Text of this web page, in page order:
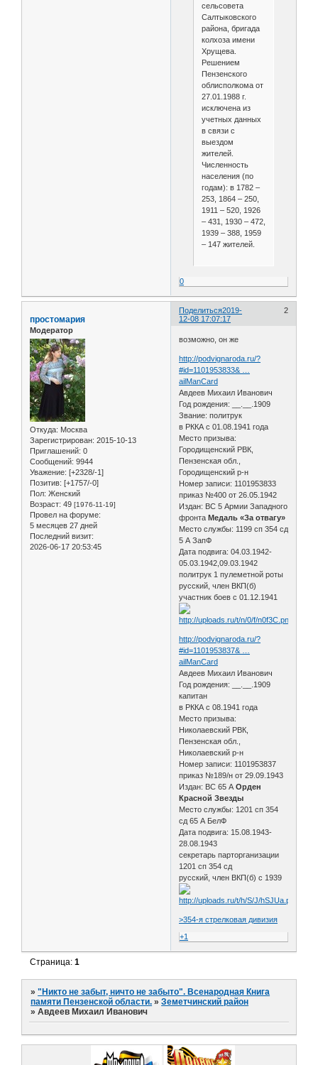
сельсовета
Салтыковского
района, бригада
колхоза имени
Хрущева.
Решением
Пензенского
облисполкома от
27.01.1988 г.
исключена из
учетных данных
в связи с
выездом
жителей.
Численность
населения (по
годам): в 1782 –
253, 1864 – 250,
1911 – 520, 1926
– 431, 1930 – 472,
1939 – 388, 1959
– 147 жителей.
0
Поделиться 2
2019-
12-08 17:07:17
простомария
Модератор
Откуда: Москва
Зарегистрирован: 2015-10-13
Приглашений: 0
Сообщений: 9944
Уважение: [+2328/-1]
Позитив: [+1757/-0]
Пол: Женский
Возраст: 49 [1976-11-19]
Провел на форуме:
5 месяцев 27 дней
Последний визит:
2026-06-17 20:53:45
возможно, он же
http://podvignaroda.ru/?
#id=1101953833& …
ailManCard
Авдеев Михаил Иванович
Год рождения: __.__.1909
Звание: политрук
в РККА с 01.08.1941 года
Место призыва:
Городищенский РВК,
Пензенская обл.,
Городищенский р-н
Номер записи: 1101953833
приказ №400 от 26.05.1942
Издан: ВС 5 Армии Западного
фронтаМедаль «За отвагу»
Место службы: 1199 сп 354 сд
5 А ЗапФ
Дата подвига: 04.03.1942-
05.03.1942,09.03.1942
политрук 1 пулеметной роты
русский, член ВКП(б)
участник боев с 01.12.1941
http://podvignaroda.ru/?
#id=1101953837& …
ailManCard
Авдеев Михаил Иванович
Год рождения: __.__.1909
капитан
в РККА с 08.1941 года
Место призыва:
Николаевский РВК,
Пензенская обл.,
Николаевский р-н
Номер записи: 1101953837
приказ №189/н от 29.09.1943
Издан: ВС 65 АОрден
Красной Звезды
Место службы: 1201 сп 354
сд 65 А БелФ
Дата подвига: 15.08.1943-
28.08.1943
секретарь парторганизации
1201 сп 354 сд
русский, член ВКП(б) с 1939
>354-я стрелковая дивизия
+1
Страница:1
»"Никто не забыт, ничто не забыто". Всенародная Книга
памяти Пензенской области. »Земетчинский район
»Авдеев Михаил Иванович